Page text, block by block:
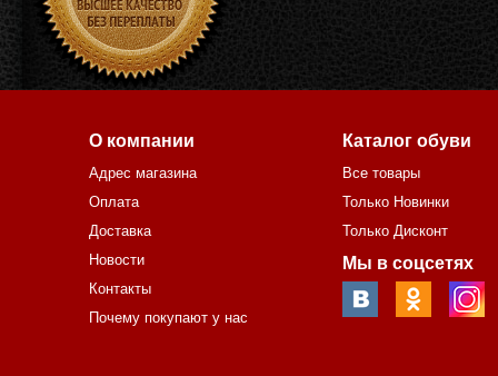
О компании
Адрес магазина
Оплата
Доставка
Новости
Контакты
Почему покупают у нас
Каталог обуви
Все товары
Только Новинки
Только Дисконт
Мы в соцсетях